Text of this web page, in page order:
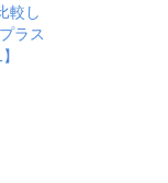
較し
ラス